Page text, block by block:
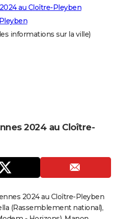
au Cloître-Pleyben
informations sur la ville)
2024 au Cloître-
2024 au Cloître-Pleyben
(Rassemblement national),